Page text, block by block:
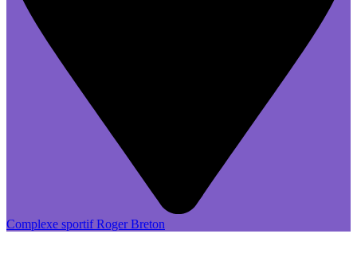
Complexe sportif Roger Breton